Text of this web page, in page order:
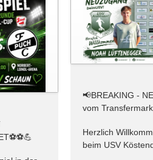
📢BREAKING -
vom
Herzlich
beim USV